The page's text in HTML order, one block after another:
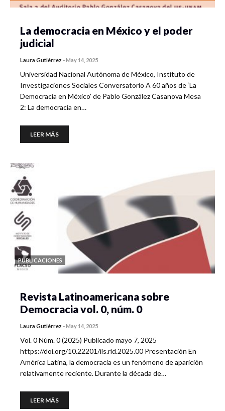
La democracia en México y el poder
judicial
Laura Gutiérrez -May 14, 2025
Universidad Nacional Autónoma de México, Instituto de
Investigaciones Sociales Conversatorio A 60 años de ‘La
Democracia en México’ de Pablo González Casanova Mesa
2: La democracia en…
LEER MÁS
PUBLICACIONES
Revista Latinoamericana sobre
Democracia vol. 0, núm. 0
Laura Gutiérrez -May 14, 2025
Vol. 0 Núm. 0 (2025) Publicado mayo 7, 2025
https://doi.org/10.22201/iis.rld.2025.00 Presentación En
América Latina, la democracia es un fenómeno de aparición
relativamente reciente. Durante la década de…
LEER MÁS